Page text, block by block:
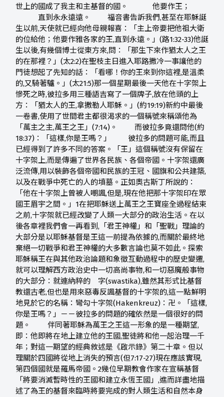
世上的國成了我主和主基督的國。 他要作王；
直到永永遠遠。 福音書告訴我們,甚至在耶穌誕
生以前,天使就已經向他母親報喜：「主上帝要把他祖大衛
的位給他；他要作雅各家的王,直到永遠。」(路1:32-33)他誕
生以後,有幾個博士從東方來,問：「那生下來作猶太人之王
的在那裡？」(太2:2)在聖枝主日進入耶路撒冷一事讓他的
門徒想起了先知的話：「看哪！你的王來到你這裡,是溫柔
的,又騎著驢。」(太21:5)那一個星期最後一天他在十字架上
慘死之時,彼拉多用三種語吉寫了一個牌子,放在他頭的上
方：「猶太人的王,拿撒勒人耶穌。」(約19:19)新約中最後
一卷書,使用了世間君主都很渴求的一個稱號來稱頌他為
「萬主之主,萬王之王」(7:14)。 而彼拉多竟還問他(約
18:37)：「這樣,你是王嗎？」 彼拉多的問題可能,而且
已經得到了許多不同的答案。「王」這個稱號沒有保留在
十字架上,而是傳遍了世界各民族、各個帝國。十字架還廣
泛流傳,用以裝飾各個帝國和民族的王冠、國旗和公共建築,
以及在戰爭中死亡的人的墳墓。正如奧古斯丁所說的：
「他在十字架上曾被人嘲諷,但是,現在他把那十字架印在眾
國王眉宇之間。」1在把耶穌送上萬王之王寶座全過程結束
之前,十字架就已經改變了人類一大部分的政治生活。在以
後各章裡我們會一再看到,「君王神權」和「聖戰」理論的
大部分是以耶穌基督是王這一前提為依據的,而關於最終地
棄絕一切戰爭和君王神權的大多數言論也莫不如此。探索
耶穌稱王在與其他政治論題和象徵互動過程中的歷史變遷,
就可以理解西方政治史中一切高尚事物,和一切惡魔般事物
的大部分：就連納粹的 字(swastika),雖然其形式比基督
教還古老,但也是用來惡毒反諷基督的十字架的,這一點鮮明
地見於它的名稱：彎勾十字架(Hakenkreuz)：卍。「這樣,
你是王嗎？」－－彼拉多的問題的確依然是一個很好的問
題。 伴同著耶穌為萬王之王這一形象的是一種期望,
即：他即將在地上建立他的王國,聖徒將和他一起治理一千
年；對這一期望的經典敘述是《啟示錄》第二十章。但以
理關於四國將從地上消失的預言(但7:17-27)現在應該實現,
第四個國就是羅馬帝國。2幾位早期教會作家在宣稱基督
「將要消滅暫時性的王國和建立永恆王國」,進而詳盡地描
述了為王的基督來臨時將要完成的對人類生活和自然本身